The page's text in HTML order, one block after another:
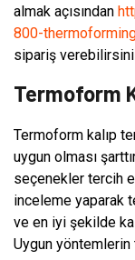
almak açısından
800-
sipariş
Termoform
Termoform kalıp
uygun olması
seçenekler tercih
inceleme yaparak
ve en iyi şekilde
Uygun